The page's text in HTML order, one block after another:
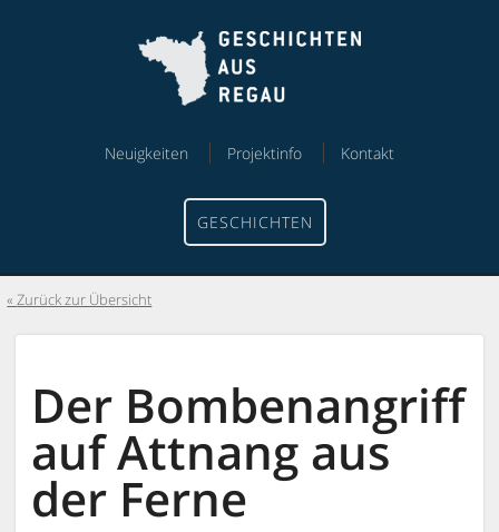
Neuigkeiten Projektinfo Kontakt
GESCHICHTEN
Zurück zur Übersicht
Der Bombenangriff
auf Attnang aus
der Ferne